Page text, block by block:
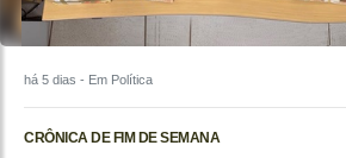
há 5 dias - Em Política
CRÔNICA DE FIM DE SEMANA